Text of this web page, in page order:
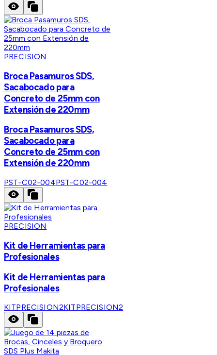
PRECISION
Broca Pasamuros SDS,
Sacabocado para
Concreto de 25mm con
Extensión de 220mm
Broca Pasamuros SDS,
Sacabocado para
Concreto de 25mm con
Extensión de 220mm
PST-C02-004PST-C02-004
PRECISION
Kit de Herramientas para
Profesionales
Kit de Herramientas para
Profesionales
KITPRECISION2KITPRECISION2